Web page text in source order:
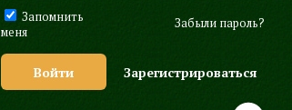
Запомнить
меня
Забыли пароль?
Войти Зарегистрироваться